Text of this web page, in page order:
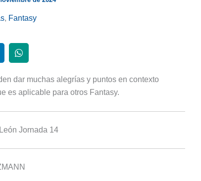
, Fantasy
dar muchas alegrías y puntos en contexto
es aplicable para otros Fantasy.
Jornada 14